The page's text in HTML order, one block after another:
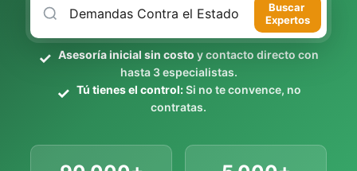
Buscar
Expertos
Asesoría inicial sin costo y contacto directo con
hasta 3 especialistas.
Tú tienes el control:Si no te convence, no
contratas.